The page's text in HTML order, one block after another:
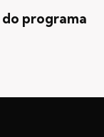
programa